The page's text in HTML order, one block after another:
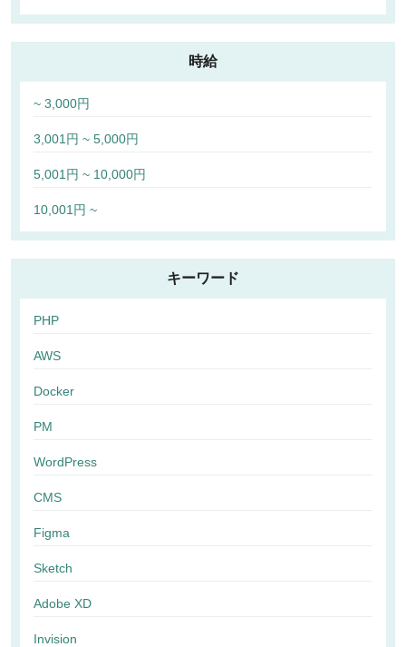
時給
~ 3,000円
3,001円 ~ 5,000円
5,001円 ~ 10,000円
10,001円 ~
キーワード
PHP
AWS
Docker
PM
WordPress
CMS
Figma
Sketch
Adobe XD
Invision